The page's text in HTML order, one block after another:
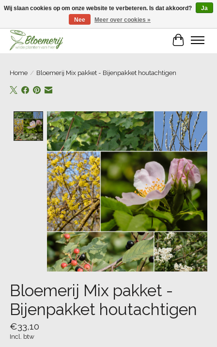
Home / Bloemerij Mix pakket - Bijenpakket houtachtigen
Product image slideshow Items
Bloemerij Mix pakket -
Bijenpakket houtachtigen
€33,10
Incl. btw
Wij slaan cookies op om onze website te verbeteren. Is dat akkoord?
Ja
Nee
Meer over cookies »